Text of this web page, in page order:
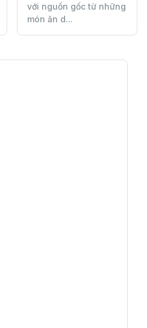
với nguồn gốc từ những
món ăn d...